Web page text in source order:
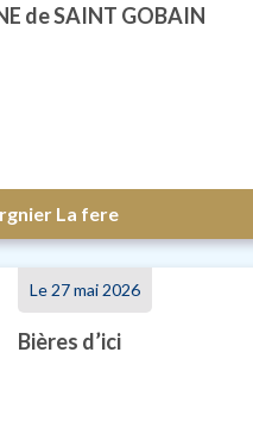
de SAINT GOBAIN
La fere
Le 27 mai 2026
Bières d’ici